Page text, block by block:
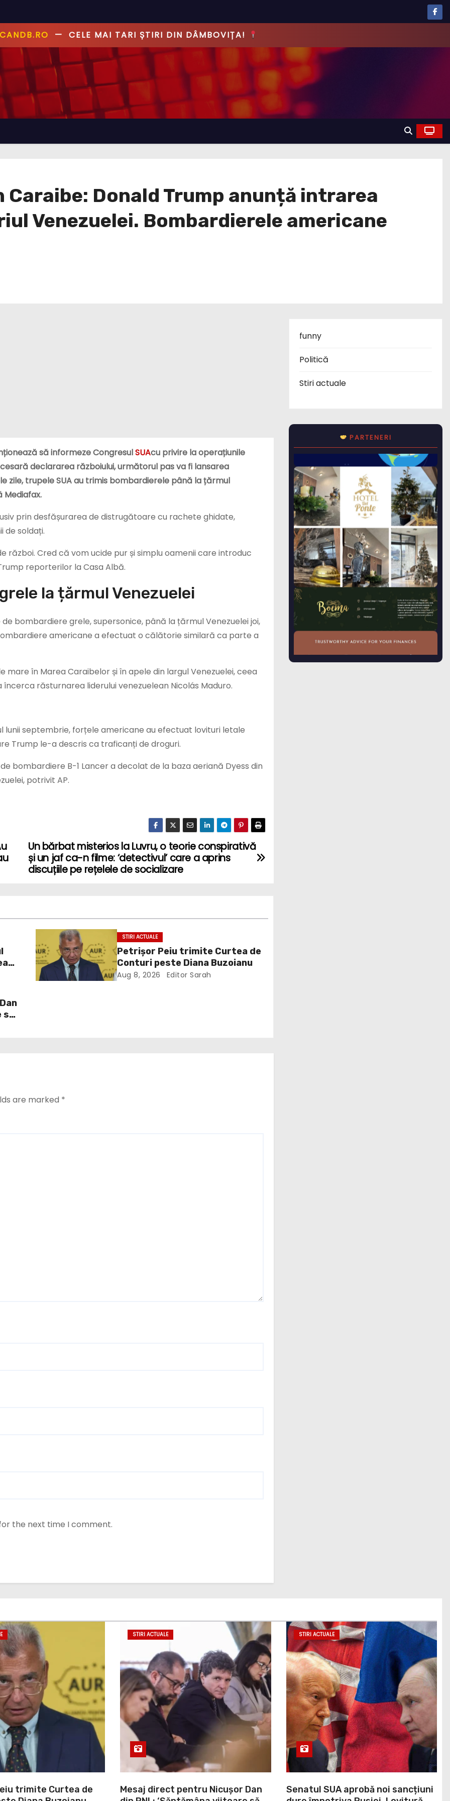
—PRIMUL CU ȘTIREA, PRIMUL CU ADEVĂRUL!
Donald Trump anunță intrarea
Venezuelei. Bombardierele americane
să informeze CongresulSUAcu privire la operațiunile
declararea războiului, următorul pas va fi lansarea
trupele SUA au trimis bombardierele până la țărmul
Mediafax.
prin desfășurarea de distrugătoare cu rachete ghidate,
de soldați.
război. Cred că vom ucide pur și simplu oamenii care introduc
reporterilor la Casa Albă.
la țărmul Venezuelei
bombardiere grele, supersonice, până la țărmul Venezuelei joi,
americane a efectuat o călătorie similară ca parte a
în Marea Caraibelor și în apele din largul Venezuelei, ceea
răsturnarea liderului venezuelean Nicolás Maduro.
lunii septembrie, forțele americane au efectuat lovituri letale
Trump le-a descris ca traficanți de droguri.
bombardiere B-1 Lancer a decolat de la baza aeriană Dyess din
potrivit AP.
Un bărbat misterios la Luvru, o teorie conspirativă
și un jaf ca-n filme: ‘detectivul’ care a aprins
discuțiile pe rețelele de socializare
STIRI ACTUALE
Petrișor Peiu trimite Curtea de
Conturi peste Diana Buzoianu
Aug 8, 2026 Editor Sarah
să
are marked *
the next time I comment.
funny
Politică
Stiri actuale
PARTENERI
trimite Curtea de
STIRI ACTUALE
Mesaj direct pentru Nicușor Dan
STIRI ACTUALE
Senatul SUA aprobă noi sancțiuni